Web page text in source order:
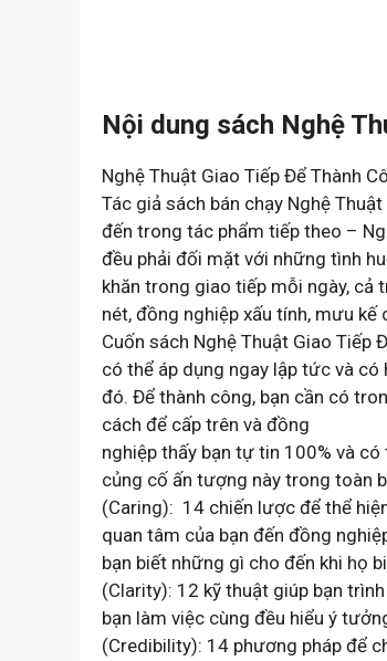
Nội dung sách Nghệ
Nghệ Thuật Giao Tiếp Để Thành
Tác giả sách bán chạy Nghệ
đến trong tác phẩm tiếp theo –
đều phải đối mặt với những tình
khăn trong giao tiếp mỗi ngày, cả
nét, đồng nghiệp xấu tính, mưu
Cuốn sách Nghệ Thuật Giao Tiếp
có thể áp dụng ngay lập tức và
đó. Để thành công, bạn cần có
cách để cấp trên và đồng
nghiệp thấy bạn tự tin 100% và
củng cố ấn tượng này trong toàn
(Caring): 14 chiến lược để thể
quan tâm của bạn đến đồng
bạn biết những gì cho đến khi họ
(Clarity): 12 kỹ thuật giúp bạn
bạn làm việc cùng đều hiểu ý
(Credibility): 14 phương pháp để